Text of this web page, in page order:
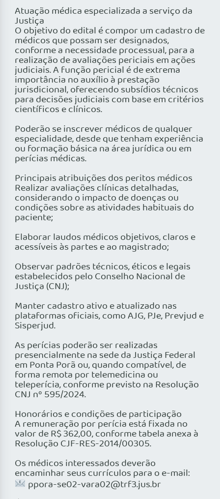
Atuação médica especializada a serviço da
Justiça
O objetivo do edital é compor um cadastro de
médicos que possam ser designados,
conforme a necessidade processual, para a
realização de avaliações periciais em ações
judiciais. A função pericial é de extrema
importância no auxílio à prestação
jurisdicional, oferecendo subsídios técnicos
para decisões judiciais com base em critérios
científicos e clínicos.
Poderão se inscrever médicos de qualquer
especialidade, desde que tenham experiência
ou formação básica na área jurídica ou em
perícias médicas.
Principais atribuições dos peritos médicos
Realizar avaliações clínicas detalhadas,
considerando o impacto de doenças ou
condições sobre as atividades habituais do
paciente;
Elaborar laudos médicos objetivos, claros e
acessíveis às partes e ao magistrado;
Observar padrões técnicos, éticos e legais
estabelecidos pelo Conselho Nacional de
Justiça (CNJ);
Manter cadastro ativo e atualizado nas
plataformas oficiais, como AJG, PJe, Prevjud e
Sisperjud.
As perícias poderão ser realizadas
presencialmente na sede da Justiça Federal
em Ponta Porã ou, quando compatível, de
forma remota por telemedicina ou
teleperícia, conforme previsto na Resolução
CNJ nº 595/2024.
Honorários e condições de participação
A remuneração por perícia está fixada no
valor de R$ 362,00, conforme tabela anexa à
Resolução CJF-RES-2014/00305.
Os médicos interessados deverão
encaminhar seus currículos para o e-mail:
ppora-se02-vara02@trf3.jus.br